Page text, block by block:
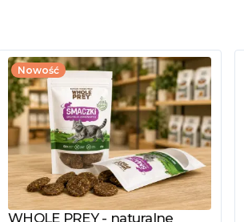
Nowość
Zobacz produkt
WHOLE PREY - naturalne